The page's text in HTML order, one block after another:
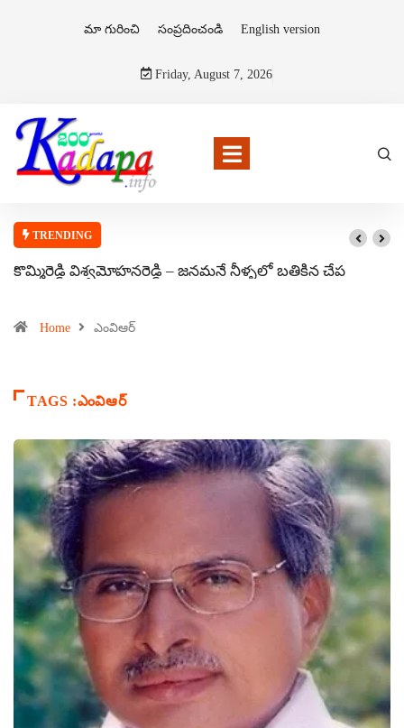
మా గురించి సంప్రదించండి English version
Friday, August 7, 2026
TRENDING
కొమ్మిరెడ్డి విశ్వమోహనరెడ్డి – జనమనే నీళ్ళలో బతికిన చేప
Home ఎంవిఆర్
TAGS :ఎంవిఆర్